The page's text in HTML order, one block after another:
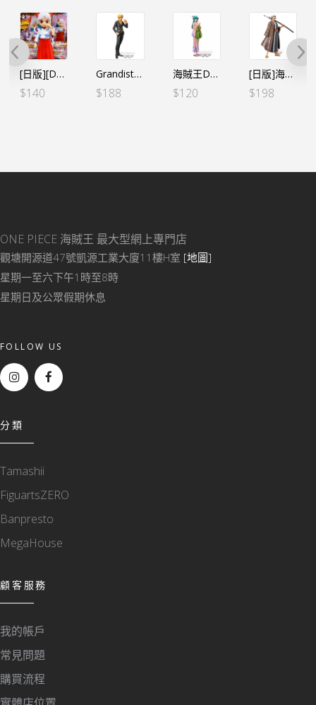
[日版][DXF] 海賊王 THE GRANDLINE CHILDREN -和之國 vol.3 大和 童年
$140
Grandista－THE GRANDLINE MEN－SANJI（日）
$188
海賊王DXF～THE GRANDLINE LADY~和之國Vol.4 小紫（行）
$120
[日版]海賊王 DXF～THE GRANDLINE MEN～和之國 Vol.3 特拉法加・羅（日）
$198
ONE PIECE 海賊王 最大型網上專門店
觀塘開源道47號凱源工業大廈11樓H室 [地圖]
星期一至六下午1時至8時
星期日及公眾假期休息
FOLLOW US
分類
Tamashii
FiguartsZERO
Banpresto
MegaHouse
顧客服務
我的帳戶
常見問題
購買流程